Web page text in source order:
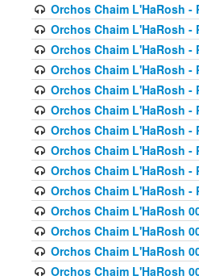
Orchos Chaim L'HaRosh -
Orchos Chaim L'HaRosh -
Orchos Chaim L'HaRosh -
Orchos Chaim L'HaRosh -
Orchos Chaim L'HaRosh -
Orchos Chaim L'HaRosh -
Orchos Chaim L'HaRosh -
Orchos Chaim L'HaRosh -
Orchos Chaim L'HaRosh -
Orchos Chaim L'HaRosh -
Orchos Chaim L'HaRosh
Orchos Chaim L'HaRosh
Orchos Chaim L'HaRosh
Orchos Chaim L'HaRosh